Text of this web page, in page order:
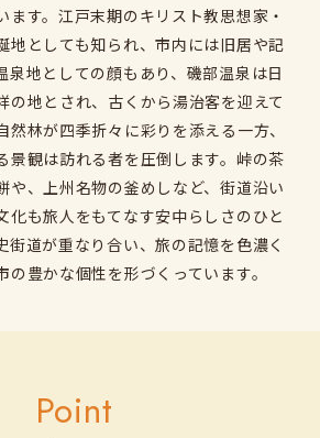
ます。江戸末期のキリスト教思想家・
地としても知られ、市内には旧居や記
泉地としての顔もあり、磯部温泉は日
の地とされ、古くから湯治客を迎えて
然林が四季折々に彩りを添える一方、
景観は訪れる者を圧倒します。峠の茶
や、上州名物の釜めしなど、街道沿い
化も旅人をもてなす安中らしさのひと
街道が重なり合い、旅の記憶を色濃く
豊かな個性を形づくっています。
Point